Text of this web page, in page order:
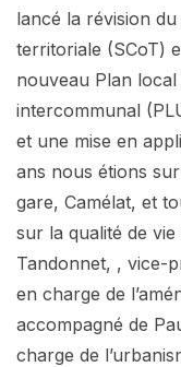
lancé la révision
territoriale (SCoT)
nouveau Plan local
intercommunal
et une mise en
ans nous étions
gare, Camélat, et
sur la qualité de
Tandonnet, , vice-
en charge de
accompagné de
charge de